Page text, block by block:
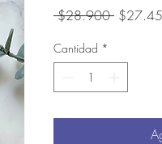
$28.900 Precio
Cantidad *